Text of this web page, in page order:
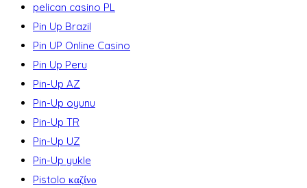
pelican casino PL
Pin Up Brazil
Pin UP Online Casino
Pin Up Peru
Pin-Up AZ
Pin-Up oyunu
Pin-Up TR
Pin-Up UZ
Pin-Up yukle
Pistolo καζίνο